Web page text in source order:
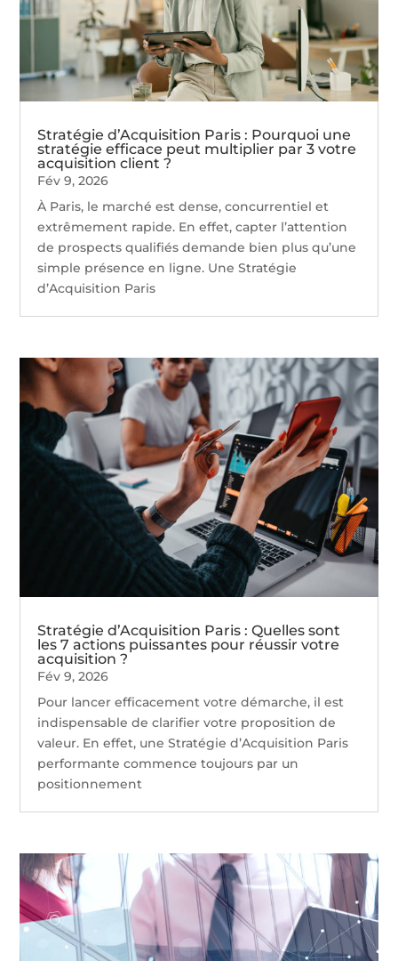
Stratégie d’Acquisition Paris : Pourquoi une
stratégie efficace peut multiplier par 3 votre
acquisition client ?
Fév 9, 2026
À Paris, le marché est dense, concurrentiel et
extrêmement rapide. En effet, capter l’attention
de prospects qualifiés demande bien plus qu’une
simple présence en ligne. Une Stratégie
d’Acquisition Paris
Stratégie d’Acquisition Paris : Quelles sont
les 7 actions puissantes pour réussir votre
acquisition ?
Fév 9, 2026
Pour lancer efficacement votre démarche, il est
indispensable de clarifier votre proposition de
valeur. En effet, une Stratégie d’Acquisition Paris
performante commence toujours par un
positionnement